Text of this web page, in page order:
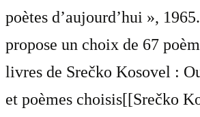
poètes d’aujourd’hui »,
propose un choix de 67
livres de Srečko Kosovel :
et poèmes choisis[[Srečko